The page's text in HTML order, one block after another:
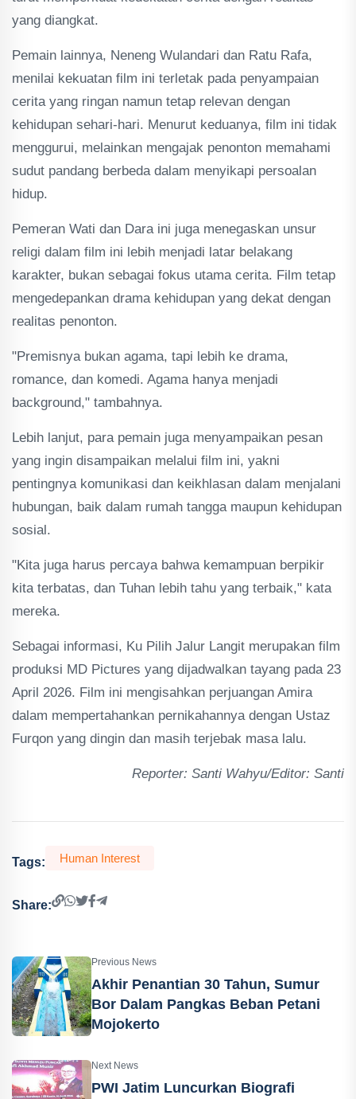
yang diangkat.
Pemain lainnya, Neneng Wulandari dan Ratu Rafa,
menilai kekuatan film ini terletak pada penyampaian
cerita yang ringan namun tetap relevan dengan
kehidupan sehari-hari. Menurut keduanya, film ini tidak
menggurui, melainkan mengajak penonton memahami
sudut pandang berbeda dalam menyikapi persoalan
hidup.
Pemeran Wati dan Dara ini juga menegaskan unsur
religi dalam film ini lebih menjadi latar belakang
karakter, bukan sebagai fokus utama cerita. Film tetap
mengedepankan drama kehidupan yang dekat dengan
realitas penonton.
"Premisnya bukan agama, tapi lebih ke drama,
romance, dan komedi. Agama hanya menjadi
background," tambahnya.
Lebih lanjut, para pemain juga menyampaikan pesan
yang ingin disampaikan melalui film ini, yakni
pentingnya komunikasi dan keikhlasan dalam menjalani
hubungan, baik dalam rumah tangga maupun kehidupan
sosial.
"Kita juga harus percaya bahwa kemampuan berpikir
kita terbatas, dan Tuhan lebih tahu yang terbaik," kata
mereka.
Sebagai informasi, Ku Pilih Jalur Langit merupakan film
produksi MD Pictures yang dijadwalkan tayang pada 23
April 2026. Film ini mengisahkan perjuangan Amira
dalam mempertahankan pernikahannya dengan Ustaz
Furqon yang dingin dan masih terjebak masa lalu.
Reporter: Santi Wahyu/Editor: Santi
Tags: Human Interest
Share:
Previous News
Akhir Penantian 30 Tahun, Sumur
Bor Dalam Pangkas Beban Petani
Mojokerto
Next News
PWI Jatim Luncurkan Biografi